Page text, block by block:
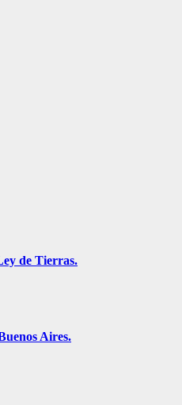
de Tierras.
Aires.